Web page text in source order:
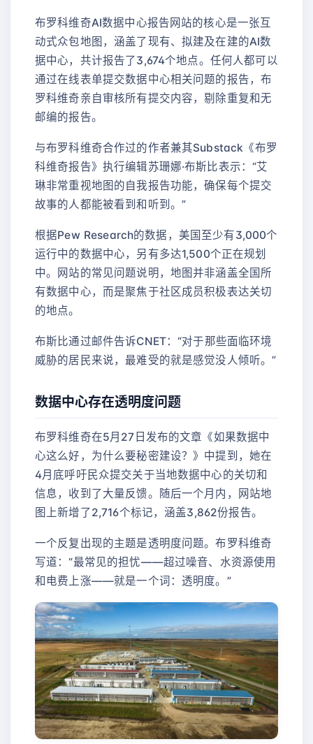
布罗科维奇AI数据中心报告网站的核心是一张互
动式众包地图，涵盖了现有、拟建及在建的AI数
据中心，共计报告了3,674个地点。任何人都可以
通过在线表单提交数据中心相关问题的报告，布
罗科维奇亲自审核所有提交内容，剔除重复和无
邮编的报告。
与布罗科维奇合作过的作者兼其Substack《布罗
科维奇报告》执行编辑苏珊娜·布斯比表示：“艾
琳非常重视地图的自我报告功能，确保每个提交
故事的人都能被看到和听到。”
根据Pew Research的数据，美国至少有3,000个
运行中的数据中心，另有多达1,500个正在规划
中。网站的常见问题说明，地图并非涵盖全国所
有数据中心，而是聚焦于社区成员积极表达关切
的地点。
布斯比通过邮件告诉CNET：“对于那些面临环境
威胁的居民来说，最难受的就是感觉没人倾听。”
数据中心存在透明度问题
布罗科维奇在5月27日发布的文章《如果数据中
心这么好，为什么要秘密建设？》中提到，她在
4月底呼吁民众提交关于当地数据中心的关切和
信息，收到了大量反馈。随后一个月内，网站地
图上新增了2,716个标记，涵盖3,862份报告。
一个反复出现的主题是透明度问题。布罗科维奇
写道：“最常见的担忧——超过噪音、水资源使用
和电费上涨——就是一个词：透明度。”